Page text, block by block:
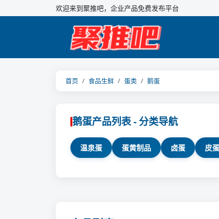
欢迎来到聚推吧，企业产品免费发布平台
首页 食品生鲜 蛋类 鹅蛋
鹅蛋产品列表 - 分类导航
温泉蛋 蛋黄制品 卤蛋 皮蛋